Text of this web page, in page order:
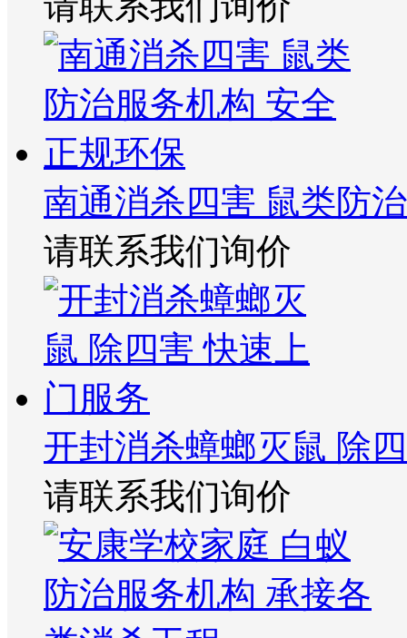
南通消杀四害 鼠类防
请联系我们询价
开封消杀蟑螂灭鼠 除
请联系我们询价